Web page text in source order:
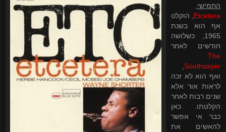
החמישי
Etcetera , הוקלט
אף הוא בשנת
1965, כשלושה
חודשים לאחר
The
Soothsayer
ואף הוא לא זכה
לראות אור אלא
שנים רבות לאחר
הקלטתו. כאן
כבר אי אפשר
להאשים את